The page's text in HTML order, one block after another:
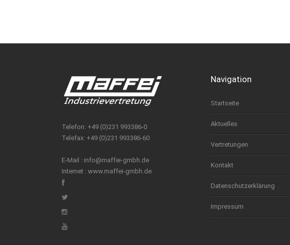
Telefon: +49 (0)231 993386-0
Telefax: +49 (0)231 993386-60
E-Mail : info@maffei-gmbh.de
Internet : www.maffei-gmbh.de
Navigation
Startseite
Aktuelles
Vertretungen
Kontakt
Datenschutzerklärung
Impressum